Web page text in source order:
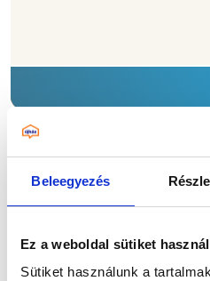
Beleegyezés
Ez a weboldal sütiket használ
Sütiket használunk a
Kerti eszközök,
rendelkezésre a rendezett,